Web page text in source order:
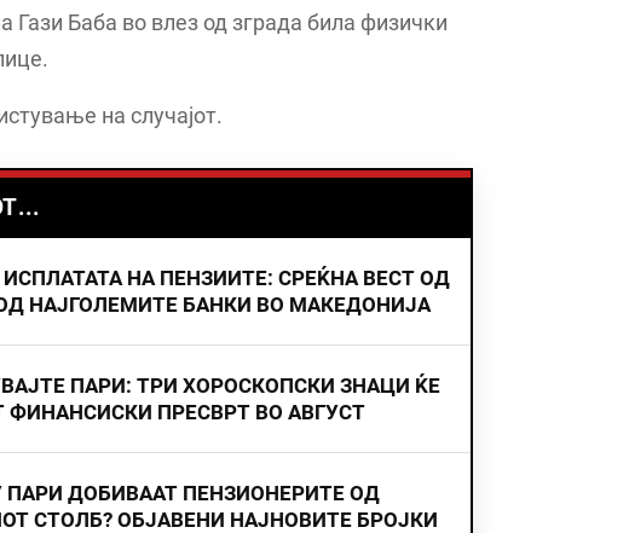
Гази Баба во влез од зграда била физички
на случајот.
НА ПЕНЗИИТЕ: СРЕЌНА ВЕСТ ОД
НАЈГОЛЕМИТЕ БАНКИ ВО МАКЕДОНИЈА
ПАРИ: ТРИ ХОРОСКОПСКИ ЗНАЦИ ЌЕ
ФИНАНСИСКИ ПРЕСВРТ ВО АВГУСТ
ПАРИ ДОБИВААТ ПЕНЗИОНЕРИТЕ ОД
СТОЛБ? ОБЈАВЕНИ НАЈНОВИТЕ БРОЈКИ